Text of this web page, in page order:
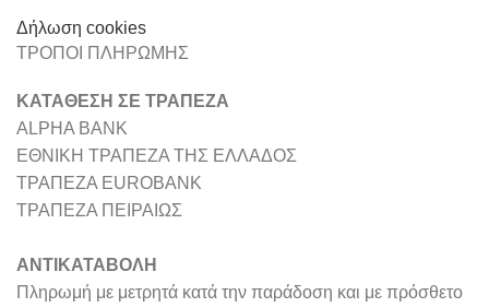
Δήλωση cookies
ΤΡΟΠΟΙ ΠΛΗΡΩΜΗΣ
ΚΑΤΑΘΕΣΗ ΣΕ ΤΡΑΠΕΖΑ
ALPHA BANK
ΕΘΝΙΚΗ ΤΡΑΠΕΖΑ ΤΗΣ ΕΛΛΑΔΟΣ
ΤΡΑΠΕΖΑ EUROBANK
ΤΡΑΠΕΖΑ ΠΕΙΡΑΙΩΣ
ΑΝΤΙΚΑΤΑΒΟΛΗ
Πληρωμή με μετρητά κατά την παράδοση και με πρόσθετο